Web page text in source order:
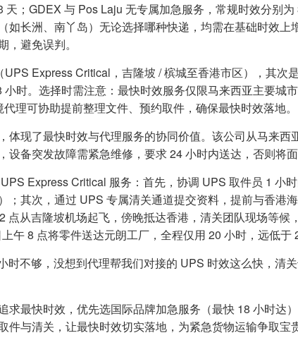
天；GDEX 与 Pos Laju 无专属加急服务，常规时效分别
如长洲、南丫岛）无论选择哪种快递，均需在基础时效上
避免误判。
UPS Express Critical，吉隆坡 / 槟城至香港市区），其次
时。选择时需注意：最快时效服务仅限马来西亚主要城
理可协助提前整理文件、预约取件，确保最快时效落地。
体现了最快时效与代理服务的协同价值。该公司从马来西
备突发故障需紧急维修，要求 24 小时内送达，否则将面
Express Critical 服务：首先，协调 UPS 取件员 1 小
；其次，通过 UPS 专属清关通道提交资料，提前与香港
点从吉隆坡机场起飞，傍晚抵达香港，清关团队现场等候
午 8 点将零件送达元朗工厂，全程仅用 20 小时，远低于
时不够，没想到代理帮我们对接的 UPS 时效这么快，清
求最快时效，优先选国际品牌加急服务（最快 18 小时达
与清关，让最快时效切实落地，为紧急货物运输争取宝